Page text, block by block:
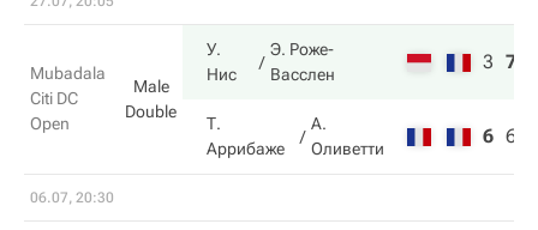
Mubadala
Citi DC
Open
Male
Double
У.
Нис
Э. Роже-
Васслен
3 7
Т.
Аррибаже
А.
Оливетти
6 6
06.07, 20:30